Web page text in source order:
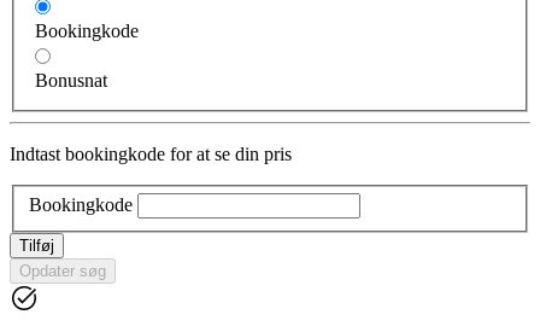
Bookingkode
Bonusnat
Indtast bookingkode for at se din pris
Bookingkode
Tilføj
Opdater søg